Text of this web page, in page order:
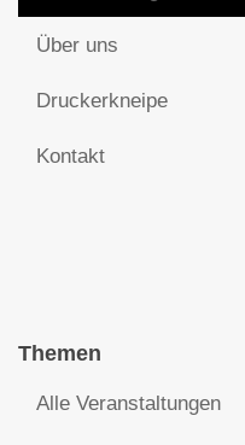
Über uns
Druckerkneipe
Kontakt
Themen
Alle Veranstaltungen